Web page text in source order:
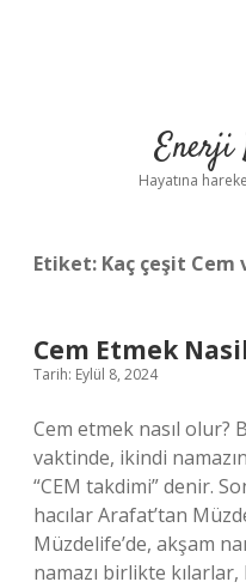
Enerji
Hayatına
Etiket: Kaç çeşit Cem
Cem Etmek
Tarih: Eylül 8, 2024
Cem etmek nasıl olur?
vaktinde, ikindi
“CEM takdimi” denir.
hacılar Arafat’tan
Müzdelife’de, akşam
namazı birlikte kılarlar,